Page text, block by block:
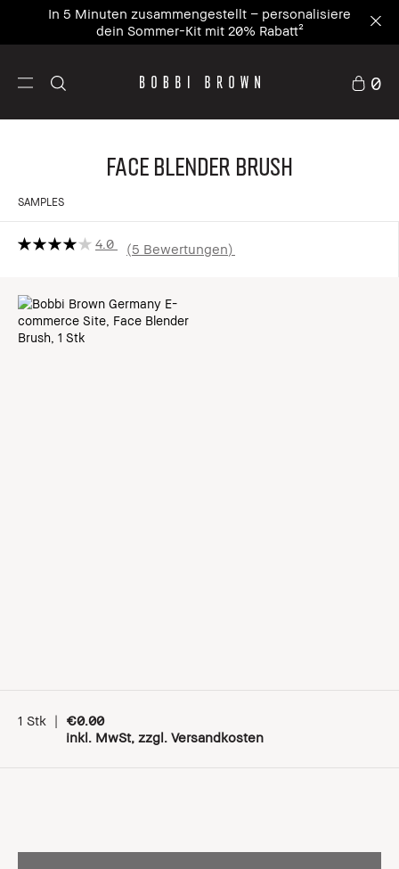
In 5 Minuten zusammengestellt – personalisiere
dein Sommer-Kit mit 20% Rabatt²
0
Face Blender Brush
SAMPLES
4.0 5 Bewertungen
1 Stk |
€0.00
inkl. MwSt, zzgl. Versandkosten